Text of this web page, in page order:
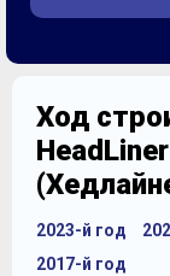
Ход
HeadLiner
2023-й год
2017-й год